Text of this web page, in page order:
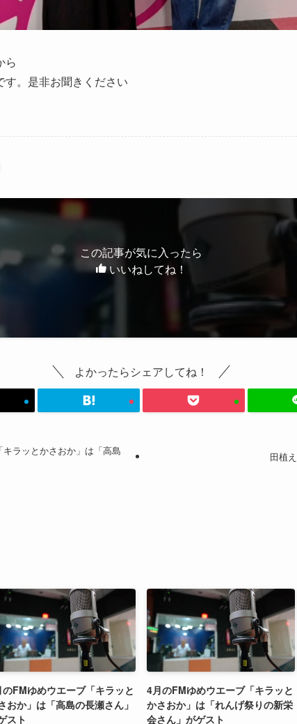
ら
。是非お聞きください
この記事が気に入ったら
いいねしてね！
よかったらシェアしてね！
ラッとかさおか」は「高島
田植
のFMゆめウエーブ「キラッと
おか」は「高島の長瀬さん」
スト
4月のFMゆめウエーブ「キラッと
かさおか」は「れんげ祭りの新栄
会さん」がゲスト